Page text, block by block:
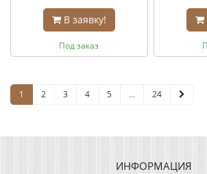
В заявку!
Под заказ
1 2 3 4 5 ... 24
ИНФОРМАЦИЯ